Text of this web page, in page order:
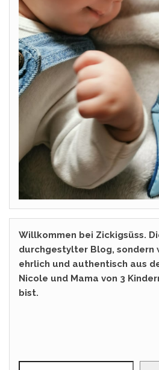
Willkommen bei Zickigsüss.
durchgestylter Blog, sondern
ehrlich und authentisch aus
Nicole und Mama von 3
bist.